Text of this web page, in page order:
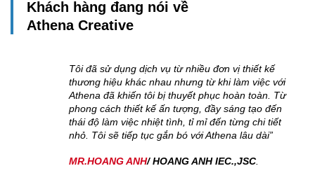
Khách hàng đang nói về
Athena Creative
Tôi đã sử dụng dịch vụ từ nhiều đơn vị thiết kế
thương hiệu khác nhau nhưngtừ khi làm việc với
Athena đã khiến tôi bị thuyết phục hoàn toàn. Từ
phong cách thiết kế ấn tượng, đầy sáng tạo đến
thái độ làm việc nhiệt tình, tỉ mỉ đến từng chi tiết
nhỏ. Tôi sẽ tiếp tục gắn bó với Athena lâu dài”
MR.HOANG ANH/ HOANG ANH IEC.,JSC.